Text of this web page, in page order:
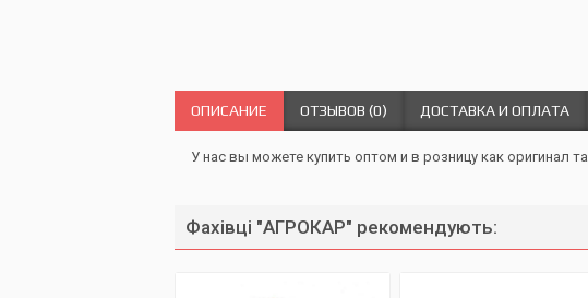
ОПИСАНИЕ ОТЗЫВОВ (0) ДОСТАВКА И ОПЛАТА
У нас вы можете купить оптом и в розницу как оригинал
Фахівці "АГРОКАР" рекомендують: